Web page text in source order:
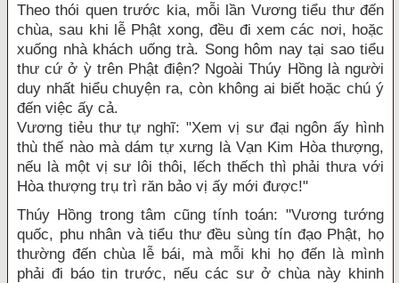
Theo thói quen trước kia, mỗi lần Vương tiểu thư đến
chùa, sau khi lễ Phật xong, đều đi xem các nơi, hoặc
xuống nhà khách uống trà. Song hôm nay tại sao tiểu
thư cứ ở ỳ trên Phật điện? Ngoài Thúy Hồng là người
duy nhất hiểu chuyện ra, còn không ai biết hoặc chú ý
đến việc ấy cả.
Vương tiẻu thư tự nghĩ: "Xem vị sư đại ngôn ấy hình
thù thế nào mà dám tự xưng là Vạn Kim Hòa thượng,
nếu là một vị sư lôi thôi, lếch thếch thì phải thưa với
Hòa thượng trụ trì răn bảo vị ấy mới được!"
Thúy Hồng trong tâm cũng tính toán: "Vương tướng
quốc, phu nhân và tiểu thư đều sùng tín đạo Phật, họ
thường đến chùa lễ bái, mà mỗi khi họ đến là mình
phải đi báo tin trước, nếu các sư ở chùa này khinh